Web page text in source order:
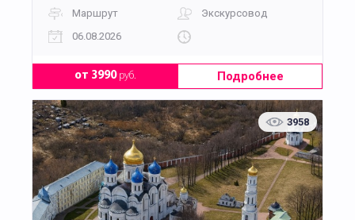
Маршрут
Экскурсовод
06.08.2026
от 3990руб. Подробнее
3958